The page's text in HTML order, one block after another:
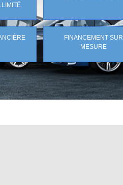
FINANCEMENT SUR
MESURE